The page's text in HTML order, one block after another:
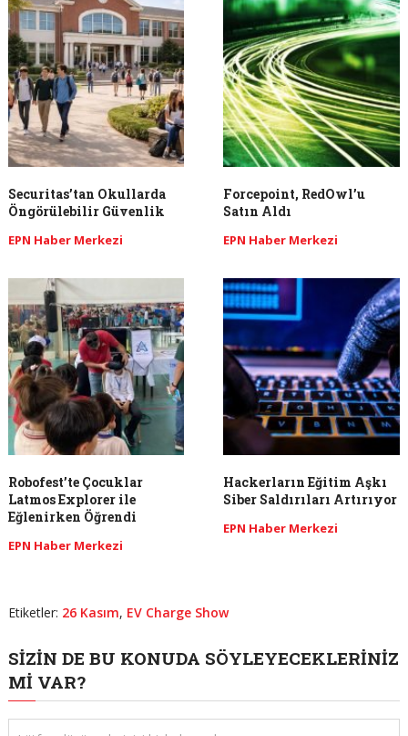
Securitas’tan Okullarda
Öngörülebilir Güvenlik
EPN Haber Merkezi
Forcepoint, RedOwl’u
Satın Aldı
EPN Haber Merkezi
Robofest’te Çocuklar
Latmos Explorer ile
Eğlenirken Öğrendi
EPN Haber Merkezi
Hackerların Eğitim Aşkı
Siber Saldırıları Artırıyor
EPN Haber Merkezi
Etiketler: 26 Kasım, EV Charge Show
SIZIN DE BU KONUDA SÖYLEYECEKLERINIZ
MI VAR?